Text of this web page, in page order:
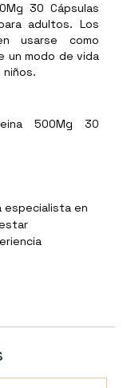
30 Cápsulas
adultos. Los
usarse como
un modo de vida
500Mg 30
especialista en